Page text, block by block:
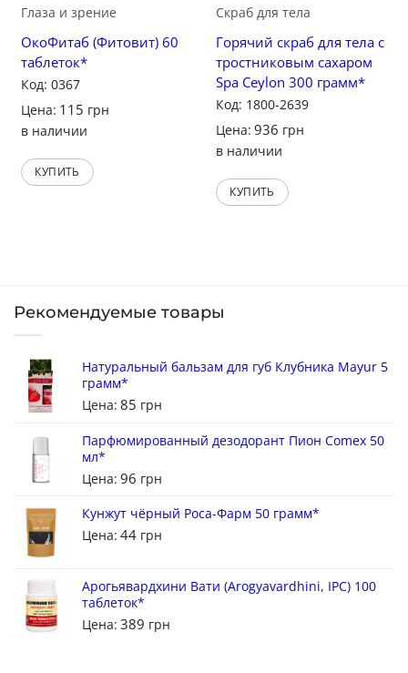
Глаза и зрение
ОкоФитаб (Фитовит) 60
таблеток*
Код: 0367
Цена: 115 грн
в наличии
КУПИТЬ
Скраб для тела
Горячий скраб для тела с
тростниковым сахаром
Spa Ceylon 300 грамм*
Код: 1800-2639
Цена: 936 грн
в наличии
КУПИТЬ
Рекомендуемые товары
Натуральный бальзам для губ Клубника Mayur 5
грамм*
Цена: 85 грн
Парфюмированный дезодорант Пион Comex 50
мл*
Цена: 96 грн
Кунжут чёрный Роса-Фарм 50 грамм*
Цена: 44 грн
Арогьявардхини Вати (Arogyavardhini, IPC) 100
таблеток*
Цена: 389 грн